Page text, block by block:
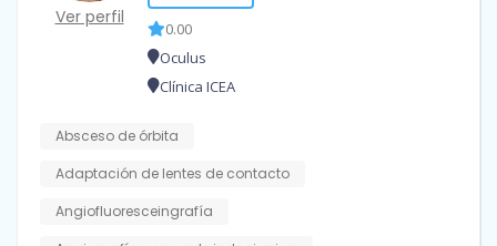
Ver perfil
0.00
Oculus
Clínica ICEA
Absceso de órbita
Adaptación de lentes de contacto
Angiofluoresceingrafía